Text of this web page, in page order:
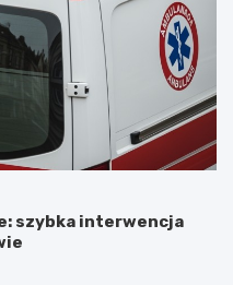
szybka interwencja